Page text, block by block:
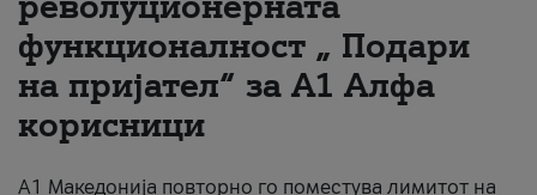
За нас
#ПодобарОнлајн
функционалност „ Подари
на пријател“ за А1 Алфа
корисници
А1 Македонија повторно го поместува лимитот на